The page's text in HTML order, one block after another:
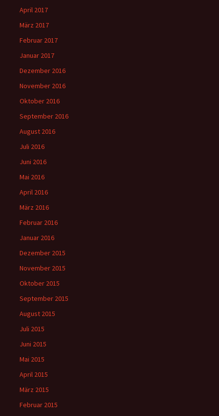
April 2017
März 2017
Februar 2017
Januar 2017
Dezember 2016
November 2016
Oktober 2016
September 2016
August 2016
Juli 2016
Juni 2016
Mai 2016
April 2016
März 2016
Februar 2016
Januar 2016
Dezember 2015
November 2015
Oktober 2015
September 2015
August 2015
Juli 2015
Juni 2015
Mai 2015
April 2015
März 2015
Februar 2015